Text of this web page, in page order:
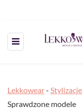
Lekkowear- Stylizacje
Sprawdzone modele